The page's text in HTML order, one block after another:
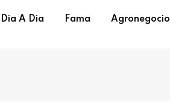
Dia A Dia Fama Agronegocio